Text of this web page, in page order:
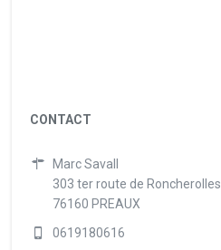
CONTACT
Marc Savall
303 ter route de Roncherolles
76160 PREAUX
0619180616